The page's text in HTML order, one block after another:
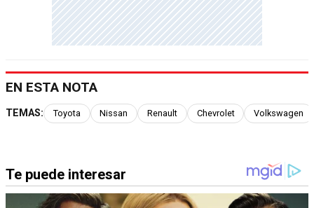
EN ESTA NOTA
TEMAS: Toyota Nissan Renault Chevrolet Volkswagen